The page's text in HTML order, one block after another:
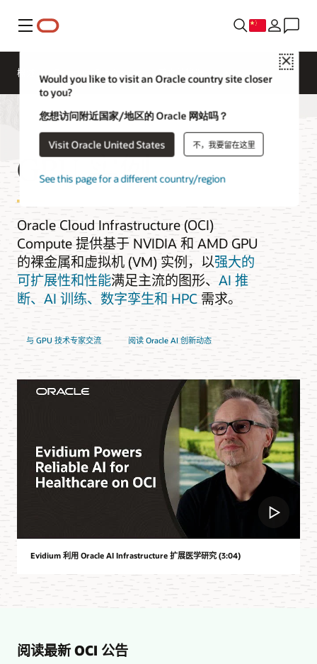
菜单
Close
Would you like to visit an Oracle country site closer
to you?
您想访问附近国家/地区的 Oracle 网站吗？
Visit Oracle United States 不，我要留在这里
See this page for a different country/region
概述 Compute Services 成本估算器
GPU 实例
Oracle Cloud Infrastructure (OCI)
Compute 提供基于 NVIDIA 和 AMD GPU
的裸金属和虚拟机 (VM) 实例，以强大的
可扩展性和性能满足主流的图形、 AI 推
断、AI 训练、数字孪生和 HPC 需求。
与 GPU 技术专家交流 阅读 Oracle AI 创新动态
Evidium 利用 Oracle AI Infrastructure 扩展医学研究 (3:04)
阅读最新 OCI 公告